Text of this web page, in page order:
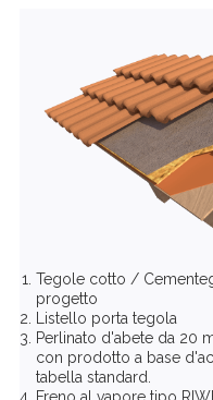
Tegole cotto /
progetto
Listello porta tegola
Perlinato d'abete da 20
con prodotto a base
tabella standard.